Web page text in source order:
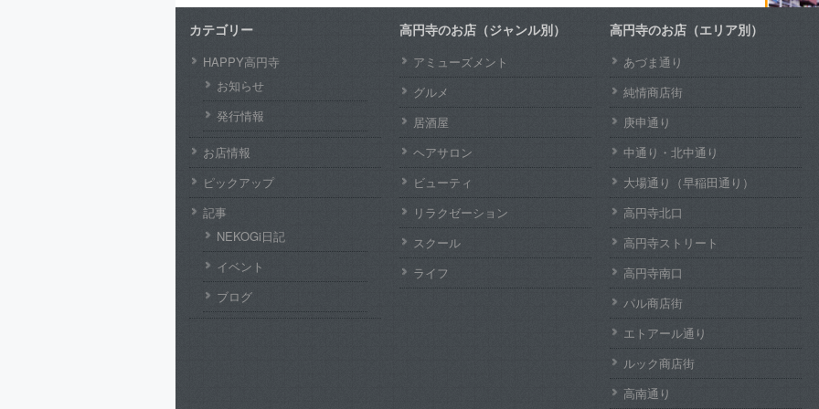
カテゴリー
HAPPY高円寺
お知らせ
発行情報
お店情報
ピックアップ
記事
NEKOGi日記
イベント
ブログ
高円寺のお店（ジャンル別）
アミューズメント
グルメ
居酒屋
ヘアサロン
ビューティ
リラクゼーション
スクール
ライフ
高円寺のお店（エリア別）
あづま通り
純情商店街
庚申通り
中通り・北中通り
大場通り（早稲田通り）
高円寺北口
高円寺ストリート
高円寺南口
パル商店街
エトアール通り
ルック商店街
高南通り